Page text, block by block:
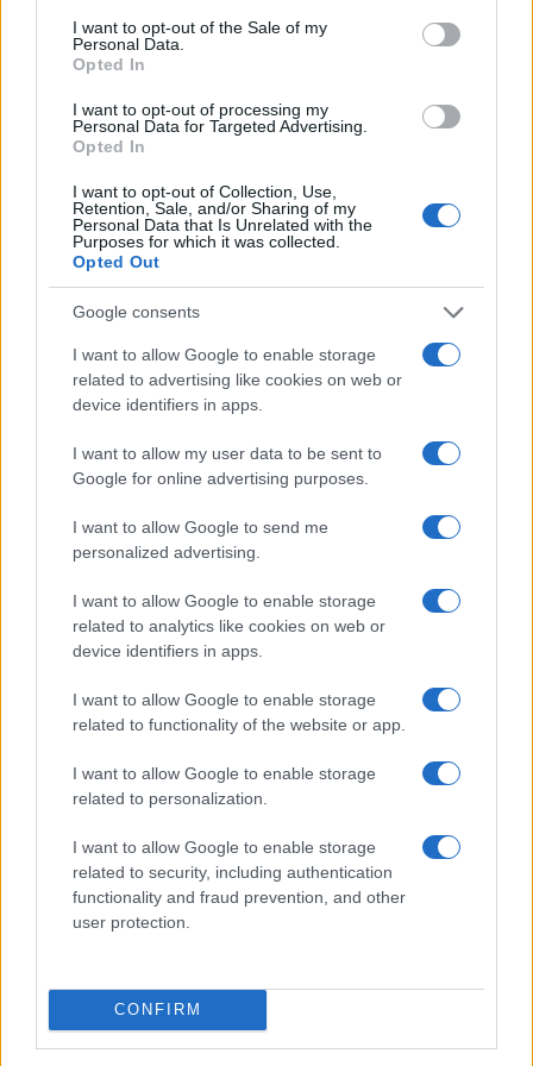
consent section.
I want to opt-out of the Sale of my
Personal Data.
Opted In
I want to opt-out of processing my
Personal Data for Targeted Advertising.
Opted In
I want to opt-out of Collection, Use,
Retention, Sale, and/or Sharing of my
Personal Data that Is Unrelated with the
Purposes for which it was collected.
Opted Out
Google consents
I want to allow Google to enable storage
related to advertising like cookies on web or
device identifiers in apps.
I want to allow my user data to be sent to
Google for online advertising purposes.
I want to allow Google to send me
personalized advertising.
I want to allow Google to enable storage
related to analytics like cookies on web or
device identifiers in apps.
I want to allow Google to enable storage
related to functionality of the website or app.
I want to allow Google to enable storage
related to personalization.
I want to allow Google to enable storage
related to security, including authentication
functionality and fraud prevention, and other
user protection.
CONFIRM
I nostri cari
I nostri cari
Giovannimaria Cabras
Segnala
Vuoi rimanere sempre aggiornato?
Iscriviti alla newsletter di Gallura Oggi e ricevi le nostre
email periodiche contenenti le ultime notizie pubblicate
*campo obbligatorio
Indirizzo email*
Utilizziamo Mailchimp come piattaforma di
marketing. Iscrivendoti alla newsletter accetti che le
tue informazioni siano trasferite a Mailchimp per
l'elaborazione.Leggi qui l'informativa sulla privacy